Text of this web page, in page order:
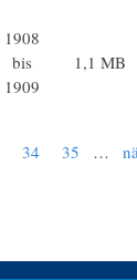
1908
bis
1909
1,1 MB
34 35 …